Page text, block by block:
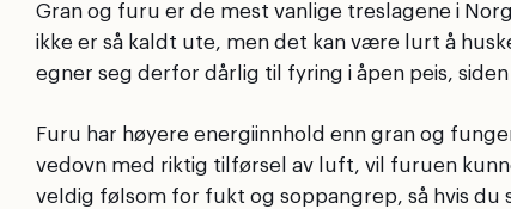
Gran og furu er de mest vanlige treslagene i
ikke er så kaldt ute, men det kan være lurt å
egner seg derfor dårlig til fyring i åpen peis,
Furu har høyere energiinnhold enn gran og
vedovn med riktig tilførsel av luft, vil furuen
veldig følsom for fukt og soppangrep, så hvis